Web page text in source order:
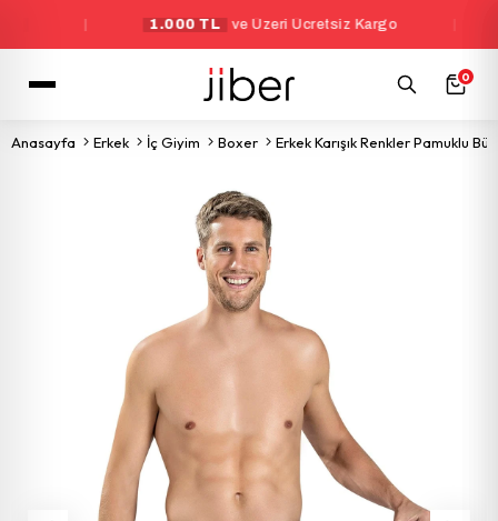
1.000 TL ve Üzeri Ücretsiz Kargo
0
Anasayfa Erkek İç Giyim Boxer Erkek Karışık Renkler Pamuklu